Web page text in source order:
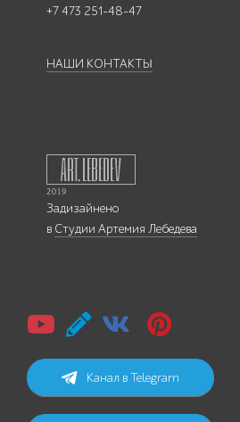
+7 473 251-48-47
НАШИ КОНТАКТЫ
Задизайнено
в Студии Артемия Лебедева
Канал в Telegram